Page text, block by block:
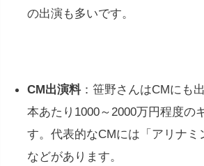
の出演も多いです。
CM出演料：笹野さんはCMにも
本あたり1000～2000万円程度の
す。代表的なCMには「アリナミ
などがあります。